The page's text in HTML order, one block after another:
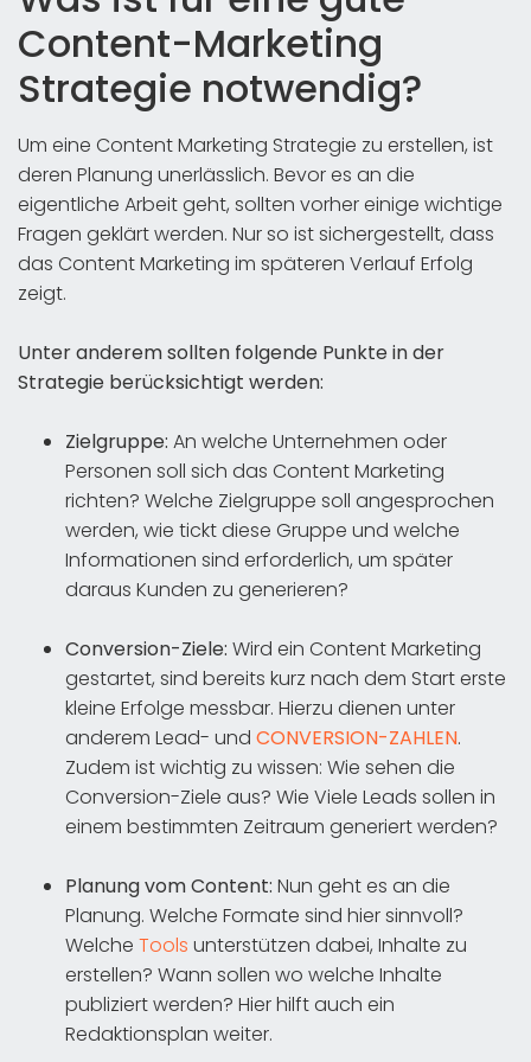
Content-Marketing
Strategie notwendig?
Um eine Content Marketing Strategie zu erstellen, ist
deren Planung unerlässlich. Bevor es an die
eigentliche Arbeit geht, sollten vorher einige wichtige
Fragen geklärt werden. Nur so ist sichergestellt, dass
das Content Marketing im späteren Verlauf Erfolg
zeigt.
Unter anderem sollten folgende Punkte in der
Strategie berücksichtigt werden:
Zielgruppe: An welche Unternehmen oder
Personen soll sich das Content Marketing
richten? Welche Zielgruppe soll angesprochen
werden, wie tickt diese Gruppe und welche
Informationen sind erforderlich, um später
daraus Kunden zu generieren?
Conversion-Ziele: Wird ein Content Marketing
gestartet, sind bereits kurz nach dem Start erste
kleine Erfolge messbar. Hierzu dienen unter
anderem Lead- und CONVERSION-ZAHLEN.
Zudem ist wichtig zu wissen: Wie sehen die
Conversion-Ziele aus? Wie Viele Leads sollen in
einem bestimmten Zeitraum generiert werden?
Planung vom Content: Nun geht es an die
Planung. Welche Formate sind hier sinnvoll?
Welche Tools unterstützen dabei, Inhalte zu
erstellen? Wann sollen wo welche Inhalte
publiziert werden? Hier hilft auch ein
Redaktionsplan weiter.